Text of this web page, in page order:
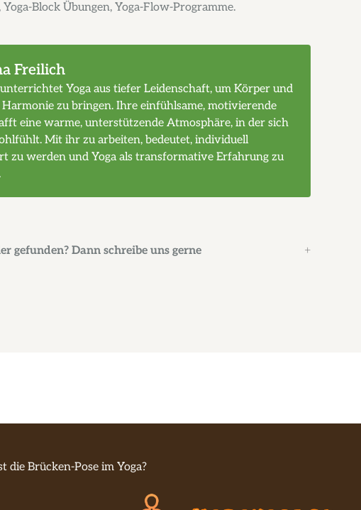
Block Übungen, Yoga-Flow-Programme.
Freilich
Yoga aus tiefer Leidenschaft, um Körper und
zu bringen. Ihre einfühlsame, motivierende
eine warme, unterstützende Atmosphäre, in der sich
Mit ihr zu arbeiten, bedeutet, individuell
zu werden und Yoga als transformative Erfahrung zu
gefunden? Dann schreibe uns gerne
die Brücken-Pose im Yoga?